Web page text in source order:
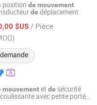
position de mouvement
de déplacement
$US / Pièce
Ltd.
2017
mouvementet de sécurité
avec petite portée
Co., Ltd.